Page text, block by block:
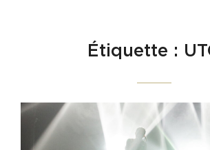
Étiquette :